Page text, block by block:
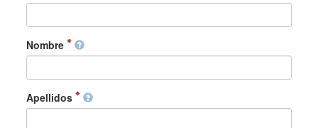
Nombre
Apellidos